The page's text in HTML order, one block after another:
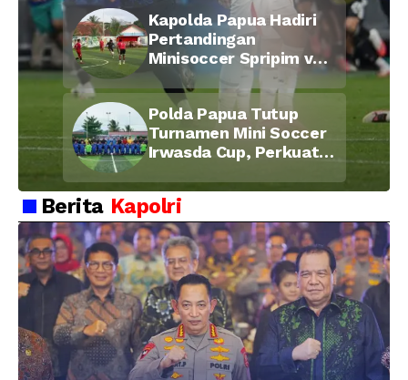
Kapolda Papua Hadiri
Pertandingan
Minisoccer Spripim vs
Bid Propam, Pererat
Soliditas dan
Kebersamaan Personel
Polda Papua Tutup
Turnamen Mini Soccer
Irwasda Cup, Perkuat
Kebersamaan Personel
Berita Kapolri